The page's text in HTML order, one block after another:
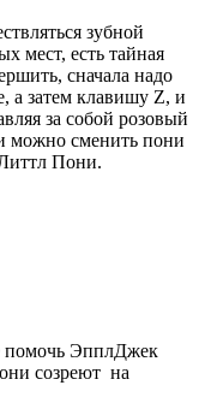
зубной
мест, есть тайная
сначала надо
а затем клавишу Z, и
за собой розовый
можно сменить пони
Пони.
помочь ЭпплДжек
созреют на